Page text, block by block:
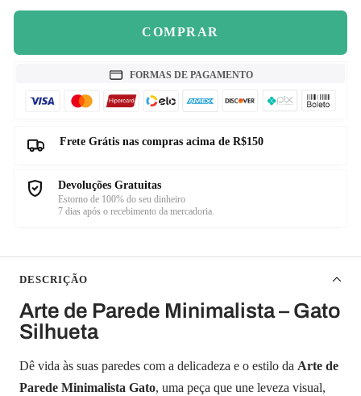
COMPRAR
FORMAS DE PAGAMENTO
Frete Grátis nas compras acima de R$150
Devoluções Gratuitas
Estorno de 100% do seu dinheiro
7 dias após o recebimento da mercadoria.
DESCRIÇÃO
Arte de Parede Minimalista – Gato
Silhueta
Dê vida às suas paredes com a delicadeza e o estilo da Arte de
Parede Minimalista Gato, uma peça que une leveza visual,